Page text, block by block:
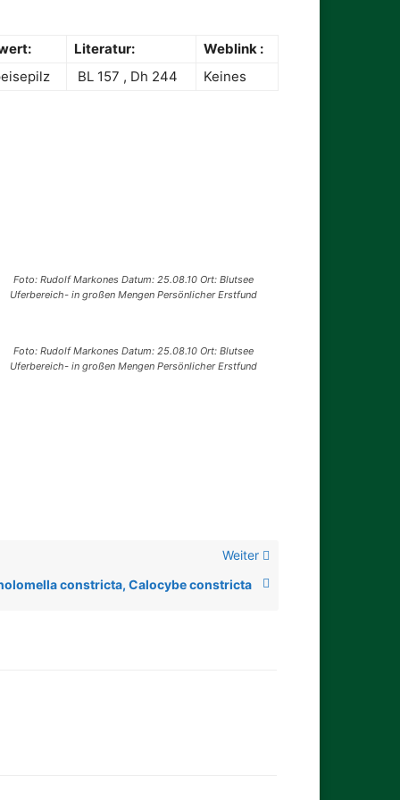
Literatur:
Weblink :
BL 157 , Dh 244 Keines
Foto: Rudolf Markones Datum: 25.08.10 Ort: Blutsee
Uferbereich- in großen Mengen Persönlicher Erstfund
Foto: Rudolf Markones Datum: 25.08.10 Ort: Blutsee
Uferbereich- in großen Mengen Persönlicher Erstfund
Weiter
constricta, Calocybe constricta